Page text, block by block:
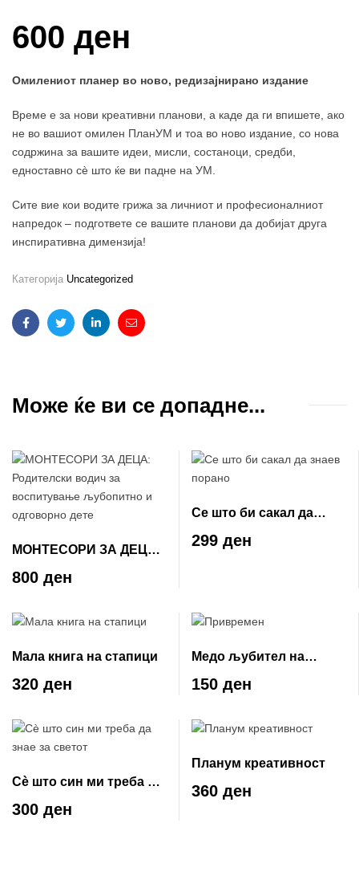
600 ден
Омилениот планер во ново, редизајнирано издание
Време е за нови креативни планови, а каде да ги впишете, ако
не во вашиот омилен ПланУМ и тоа во ново издание, со нова
содржина за вашите идеи, мисли, состаноци, средби,
едноставно сè што ќе ви падне на УМ.
Сите вие кои водите грижа за личниот и професионалниот
напредок – подгответе се вашите планови да добијат друга
инспиративна димензија!
Категорија Uncategorized
FacebookTwitterLinkedinEmail
Може ќе ви се допадне...
МОНТЕСОРИ ЗА ДЕЦА:
Родителски водич за
воспитување
одговорно дете
800 ден
Се што би сакал да
знаев порано
299 ден
Мала книга на стапици
320 ден
Медо љубител на
медот
150 ден
Сè што син ми треба да
знае за светот
300 ден
Планум креативност
360 ден